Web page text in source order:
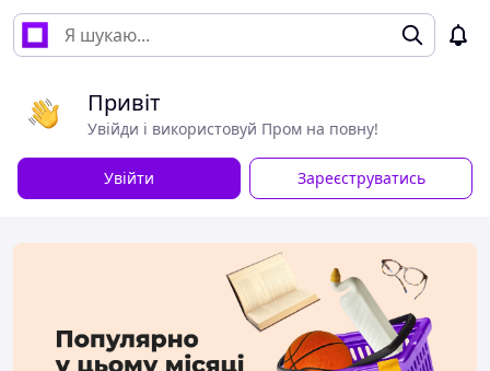
Привіт
Увійди і використовуй Пром на повну!
Увійти Зареєструватись